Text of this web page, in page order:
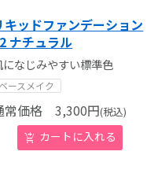
キッドファンデーション
ナチュラル
になじみやすい標準色
ベースメイク
常価格 3,300円(税込)